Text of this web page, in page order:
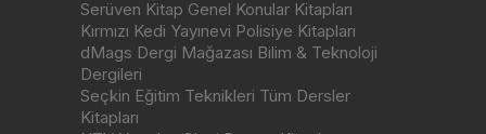
Serüven Kitap Genel Konular Kitapları
Kırmızı Kedi Yayınevi Polisiye Kitapları
dMags Dergi Mağazası Bilim & Teknoloji
Dergileri
Seçkin Eğitim Teknikleri Tüm Dersler
Kitapları